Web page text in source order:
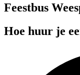
Feestbus
Hoe huur je